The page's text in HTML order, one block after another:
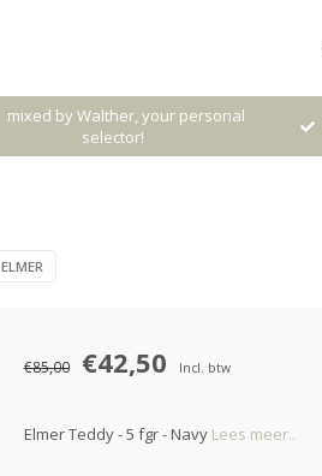
mixed by Walther, your personal
selector!
ELMER
€85,00 €42,50 Incl. btw
Elmer Teddy - 5 fgr - Navy Lees meer..